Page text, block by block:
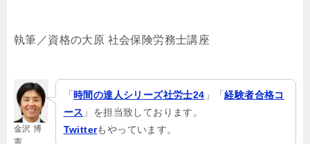
執筆／資格の大原 社会保険労務士講座
金沢 博
憲
「 時間の達人シリーズ社労士24 」「経験者合格コ
ース 」を担当致しております。
Twitterもやっています。